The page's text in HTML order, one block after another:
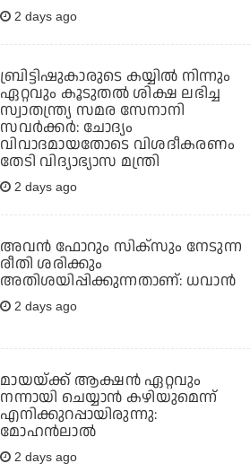
2 days ago
ബ്രിട്ടിഷുകാരുടെ കയ്യില്‍ നിന്നും
ഏറ്റവും കൂടുതല്‍ ശിക്ഷ ലഭിച്ച
സ്വാതന്ത്ര്യ സമര സേനാനി
സവര്‍ക്കര്‍: ചോദ്യം
വിവാദമായതോടെ വിശദീകരണം
തേടി വിദ്യാഭ്യാസ മന്ത്രി
2 days ago
അവന്‍ ഫോറും സിക്സും നേടുന്ന
രീതി ശരിക്കും
അതിശയിപ്പിക്കുന്നതാണ്: ധവാന്‍
2 days ago
മായയ്ക്ക് ആക്ഷന്‍ ഏറ്റവും
നന്നായി ചെയ്യാന്‍ കഴിയുമെന്ന്
എനിക്കുറപ്പായിരുന്നു:
മോഹന്‍ലാല്‍
2 days ago